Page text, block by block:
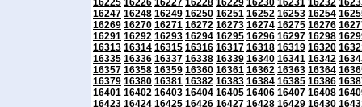
16225 16226 16227 16228 16229 16230 16231 16232
16247 16248 16249 16250 16251 16252 16253 16254
16269 16270 16271 16272 16273 16274 16275 16276
16291 16292 16293 16294 16295 16296 16297 16298
16313 16314 16315 16316 16317 16318 16319 16320
16335 16336 16337 16338 16339 16340 16341 16342
16357 16358 16359 16360 16361 16362 16363 16364
16379 16380 16381 16382 16383 16384 16385 16386
16401 16402 16403 16404 16405 16406 16407 16408
16423 16424 16425 16426 16427 16428 16429 16430